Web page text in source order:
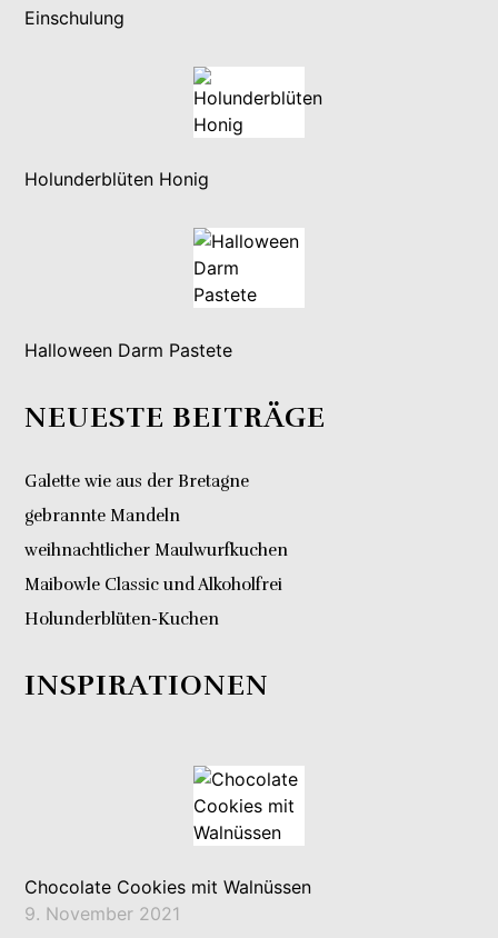
Einschulung
Holunderblüten Honig
Halloween Darm Pastete
NEUESTE BEITRÄGE
Galette wie aus der Bretagne
gebrannte Mandeln
weihnachtlicher Maulwurfkuchen
Maibowle Classic und Alkoholfrei
Holunderblüten-Kuchen
INSPIRATIONEN
Chocolate Cookies mit Walnüssen
9. November 2021